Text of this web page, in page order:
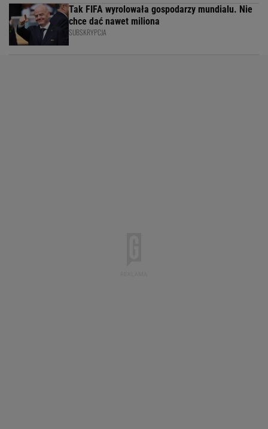
Tak FIFA wyrolowała gospodarzy mundialu. Nie
chce dać nawet miliona
SUBSKRYPCJA